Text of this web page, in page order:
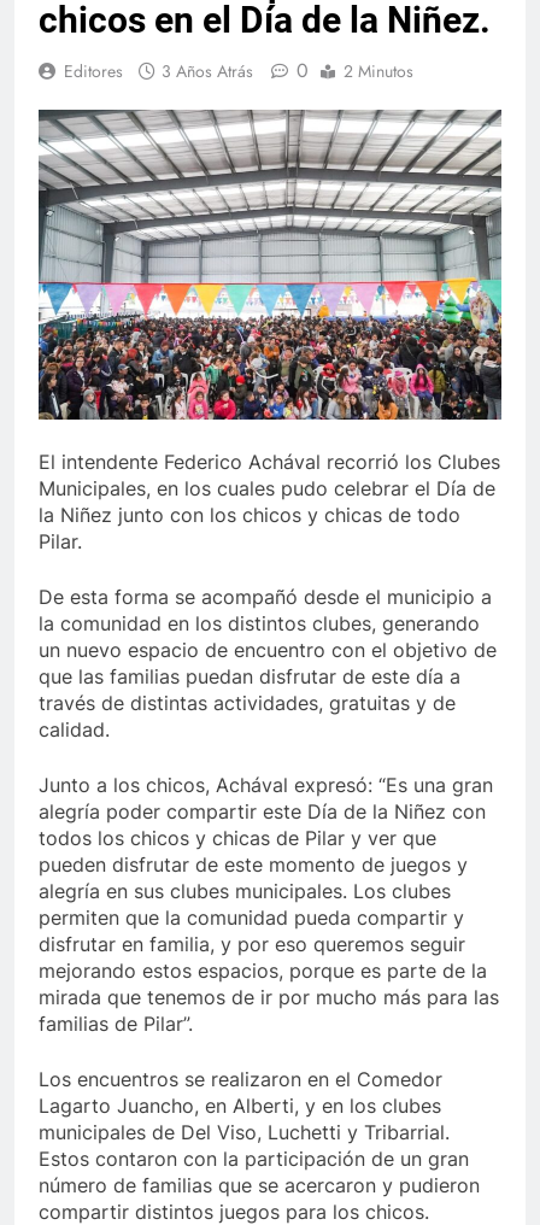
chicos en el Día de la Niñez.
Editores 3 Años Atrás 0 2 Minutos
El intendente Federico Achával recorrió los Clubes
Municipales, en los cuales pudo celebrar el Día de
la Niñez junto con los chicos y chicas de todo
Pilar.
De esta forma se acompañó desde el municipio a
la comunidad en los distintos clubes, generando
un nuevo espacio de encuentro con el objetivo de
que las familias puedan disfrutar de este día a
través de distintas actividades, gratuitas y de
calidad.
Junto a los chicos, Achával expresó: “Es una gran
alegría poder compartir este Día de la Niñez con
todos los chicos y chicas de Pilar y ver que
pueden disfrutar de este momento de juegos y
alegría en sus clubes municipales. Los clubes
permiten que la comunidad pueda compartir y
disfrutar en familia, y por eso queremos seguir
mejorando estos espacios, porque es parte de la
mirada que tenemos de ir por mucho más para las
familias de Pilar”.
Los encuentros se realizaron en el Comedor
Lagarto Juancho, en Alberti, y en los clubes
municipales de Del Viso, Luchetti y Tribarrial.
Estos contaron con la participación de un gran
número de familias que se acercaron y pudieron
compartir distintos juegos para los chicos.